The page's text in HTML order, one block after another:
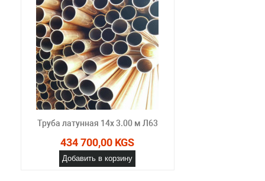
Труба латунная 14х 3.00 м Л63
434 700,00 KGS
Добавить в корзину